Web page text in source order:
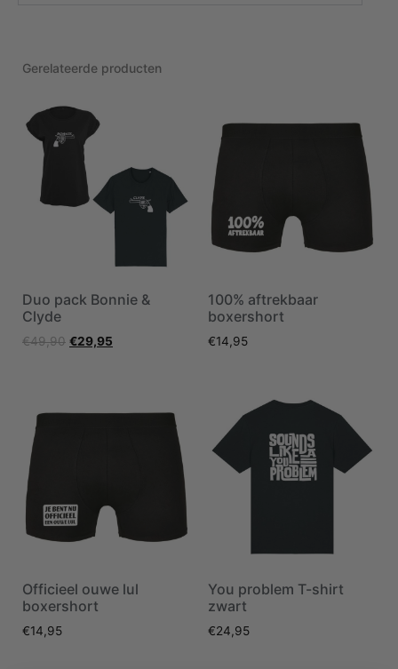
Gerelateerde producten
Duo pack Bonnie &
Clyde
€49,90 €29,95
100% aftrekbaar
boxershort
€14,95
Officieel ouwe lul
boxershort
€14,95
You problem T-shirt
zwart
€24,95